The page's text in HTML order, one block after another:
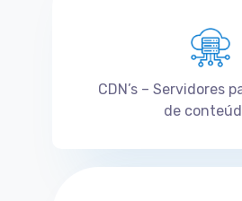
CDN’s – Servidores
de